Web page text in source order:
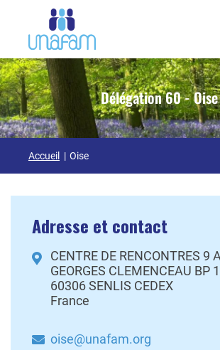
Délégation 60 - Oise
Accueil Oise
Adresse et contact
CENTRE DE RENCONTRES 9
GEORGES CLEMENCEAU BP
60306SENLIS CEDEX
France
oise@unafam.org